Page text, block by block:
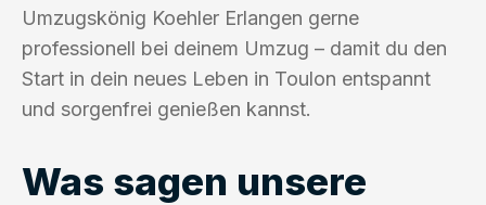
Umzugskönig Koehler Erlangen gerne
professionell bei deinem Umzug – damit du den
Start in dein neues Leben in Toulon entspannt
und sorgenfrei genießen kannst.
Was sagen unsere